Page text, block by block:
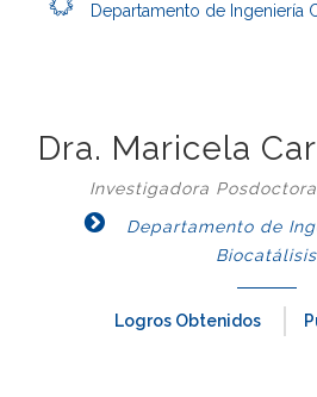
Departamento de Ingeniería
Dra. Maricela
Investigadora
Departamento de
Biocatálisis
Logros Obtenidos